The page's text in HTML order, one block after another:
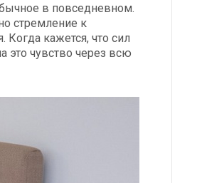
в повседневном.
стремление к
кажется, что сил
это чувство через всю